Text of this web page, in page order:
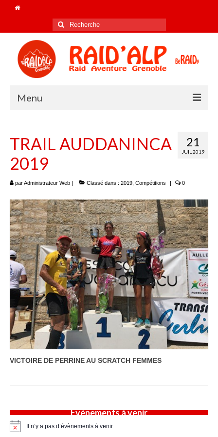
Rechercher
:
Menu
Le club
Nos champions de FRANCE !
Les coachs 2025/26
Le bureau 2026
Adhésion – tarifs
Entrainements
Compétitions
Stage jeunes
A propos
Contact
21
JUIL 2019
TRAIL AUDDANINCA
2019
parAdministrateur Web Classé dans : 2019, Compétitions 0
VICTOIRE DE PERRINE AU SCRATCH FEMMES
Évènements à venir
Notice Il n’y a pas d’évènements à venir.